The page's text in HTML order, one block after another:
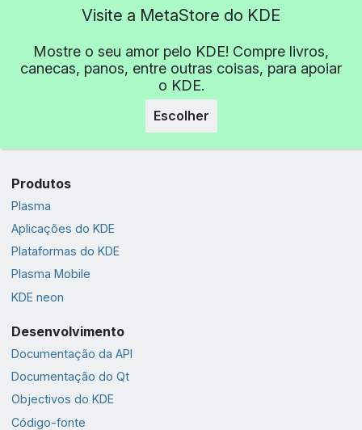
Visite a MetaStore do KDE
Mostre o seu amor pelo KDE! Compre livros,
canecas, panos, entre outras coisas, para apoiar
o KDE.
Escolher
Produtos
Plasma
Aplicações do KDE
Plataformas do KDE
Plasma Mobile
KDE neon
Desenvolvimento
Documentação da API
Documentação do Qt
Objectivos do KDE
Código-fonte